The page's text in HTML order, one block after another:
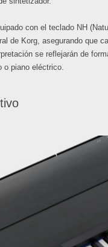
con el teclado NH
de Korg, asegurando que
se reflejarán de
o piano eléctrico.